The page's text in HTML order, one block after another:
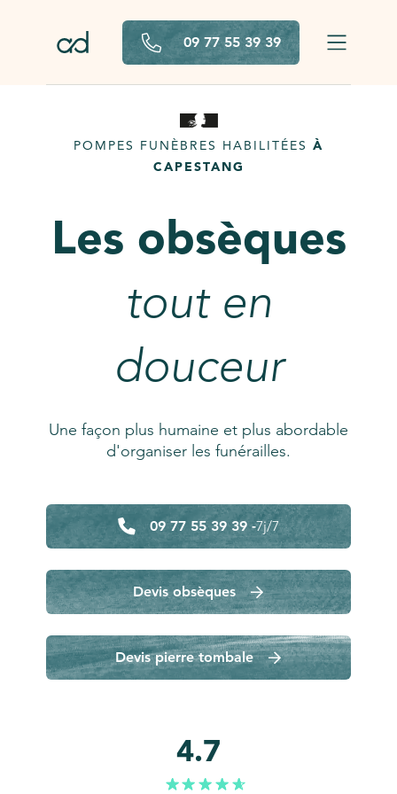
09 77 55 39 39
POMPES FUNÈBRES HABILITÉES À
CAPESTANG
Les obsèques
tout en
douceur
Une façon plus humaine et plus abordable
d'organiser les funérailles.
09 77 55 39 39 -7j/7
Devis obsèques
Devis pierre tombale
4.7